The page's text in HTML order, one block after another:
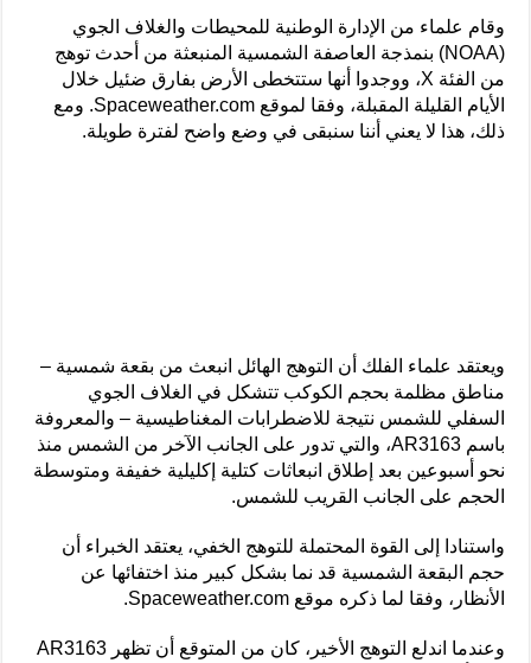
وقام علماء من الإدارة الوطنية للمحيطات والغلاف الجوي
(NOAA) بنمذجة العاصفة الشمسية المنبعثة من أحدث توهج
من الفئة X، ووجدوا أنها ستتخطى الأرض بفارق ضئيل خلال
الأيام القليلة المقبلة، وفقا لموقع Spaceweather.com. ومع
ذلك، هذا لا يعني أننا سنبقى في وضع واضح لفترة طويلة.
ويعتقد علماء الفلك أن التوهج الهائل انبعث من بقعة شمسية –
مناطق مظلمة بحجم الكوكب تتشكل في الغلاف الجوي
السفلي للشمس نتيجة للاضطرابات المغناطيسية – والمعروفة
باسم AR3163، والتي تدور على الجانب الآخر من الشمس منذ
نحو أسبوعين بعد إطلاق انبعاثات كتلية إكليلية خفيفة ومتوسطة
الحجم على الجانب القريب للشمس.
واستنادا إلى القوة المحتملة للتوهج الخفي، يعتقد الخبراء أن
حجم البقعة الشمسية قد نما بشكل كبير منذ اختفائها عن
الأنظار، وفقا لما ذكره موقع Spaceweather.com.
وعندما اندلع التوهج الأخير، كان من المتوقع أن تظهر AR3163